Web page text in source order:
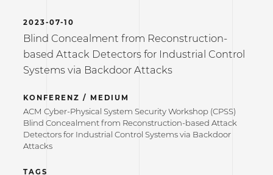
2023-07-10
Blind Concealment from Reconstruction-
based Attack Detectors for Industrial Control
Systems via Backdoor Attacks
KONFERENZ / MEDIUM
ACM Cyber-Physical System Security Workshop (CPSS)
Blind Concealment from Reconstruction-based Attack
Detectors for Industrial Control Systems via Backdoor
Attacks
TAGS